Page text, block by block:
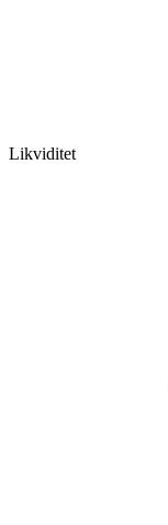
Likviditet